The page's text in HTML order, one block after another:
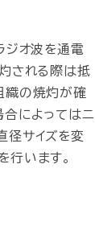
ジオ波を通電
灼される際は抵
織の焼灼が確
によってはニ
径サイズを変
行います。